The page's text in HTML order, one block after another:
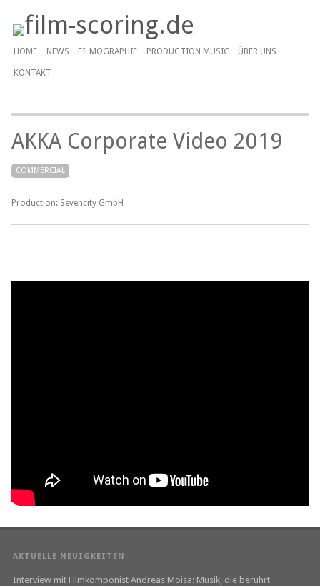
HOME NEWS FILMOGRAPHIE PRODUCTION MUSIC ÜBER UNS
KONTAKT
AKKA Corporate Video 2019
COMMERCIAL
Production: Sevencity GmbH
AKTUELLE NEUIGKEITEN
Interview mit Filmkomponist Andreas Moisa: Musik, die berührt